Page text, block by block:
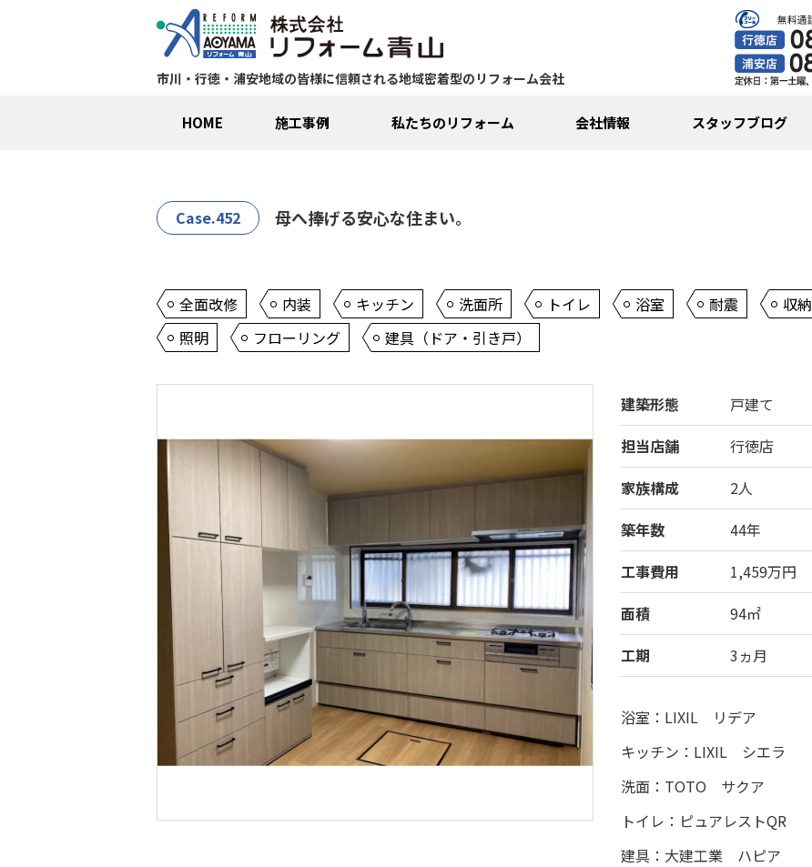
市川・行徳・浦安地域の皆様に信頼される地域密着型のリフォーム会社
HOME 施工事例 私たちのリフォーム 会社情報 スタッフブログ
Case.452 母へ捧げる安心な住まい。
全面改修 内装 キッチン 洗面所 トイレ 浴室 耐震 収納
照明
フローリング 建具（ドア・引き戸）
建築形態
戸建て
担当店舗
行徳店
家族構成
2人
築年数
44年
工事費用
1,459万円
面積
94㎡
工期
3ヵ月
浴室：LIXIL リデア
キッチン：LIXIL シエラ
洗面：TOTO サクア
トイレ：ピュアレストQR
建具：大建工業 ハピア